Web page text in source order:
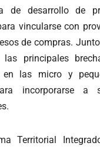
de desarrollo de
vincularse con
de compras.
las principales
en las micro y
incorporarse a
Territorial